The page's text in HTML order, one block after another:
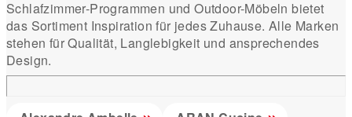
Schlafzimmer-Programmen und Outdoor-Möbeln bietet
das Sortiment Inspiration für jedes Zuhause. Alle Marken
stehen für Qualität, Langlebigkeit und ansprechendes
Design.